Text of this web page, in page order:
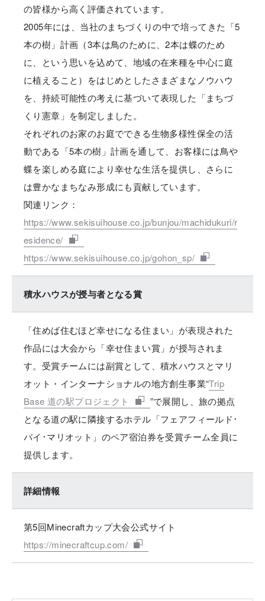
の皆様から高く評価されています。
2005年には、当社のまちづくりの中で培ってきた「5
本の樹」計画（3本は鳥のために、2本は蝶のため
に、という思いを込めて、地域の在来種を中心に庭
に植えること）をはじめとしたさまざまなノウハウ
を、持続可能性の考えに基づいて表現した「まちづ
くり憲章」を制定しました。
それぞれのお家のお庭でできる生物多様性保全の活
動である「5本の樹」計画を通して、お客様には鳥や
蝶を楽しめる庭により幸せな生活を提供し、さらに
は豊かなまちなみ形成にも貢献しています。
関連リンク：
https://www.sekisuihouse.co.jp/bunjou/machidukuri/r
esidence/
https://www.sekisuihouse.co.jp/gohon_sp/
積水ハウスが授与者となる賞
「住めば住むほど幸せになる住まい」が表現された
作品には大会から「幸せ住まい賞」が授与されま
す。受賞チームには副賞として、積水ハウスとマリ
オット・インターナショナルの地方創生事業“Trip
Base 道の駅プロジェクト
”で展開し、旅の拠点
となる道の駅に隣接するホテル「フェアフィールド･
バイ･マリオット」のペア宿泊券を受賞チーム全員に
提供します。
詳細情報
第5回Minecraftカップ大会公式サイト
https://minecraftcup.com/